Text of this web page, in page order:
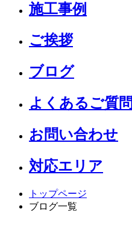
施工事例
ご挨拶
ブログ
よくあるご質問
お問い合わせ
対応エリア
トップページ
ブログ一覧